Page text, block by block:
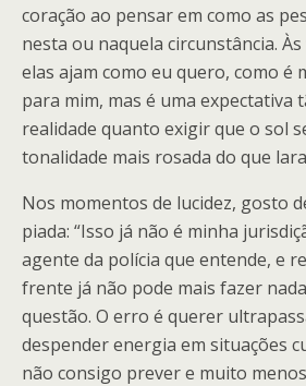
coração ao pensar em como as
nesta ou naquela circunstância.
elas ajam como eu quero, como é
para mim, mas é uma expectativa
realidade quanto exigir que o sol
tonalidade mais rosada do que
Nos momentos de lucidez, gosto
piada: “Isso já não é minha
agente da polícia que entende, e
frente já não pode mais fazer
questão. O erro é querer
despender energia em situações
não consigo prever e muito